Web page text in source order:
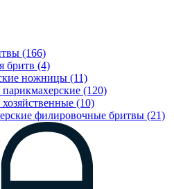
(166)
бритв (4)
ножницы (11)
(120)
(10)
филировочные бритвы (21)